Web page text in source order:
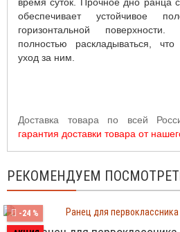
обеспечивает устойчивое
горизонтальной
полностью раскладываться,
уход за ним.
Доставка товара по всей
гарантия доставки товара от
РЕКОМЕНДУЕМ
-24 %